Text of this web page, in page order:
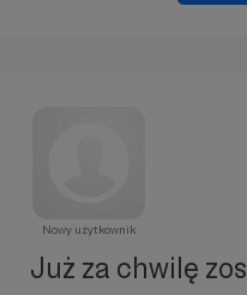
Nowy użytkownik
Już za chwilę